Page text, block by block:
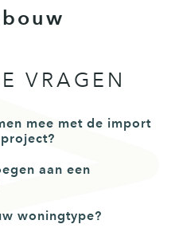
VRAGEN
mee met de import
aan een
woningtype?